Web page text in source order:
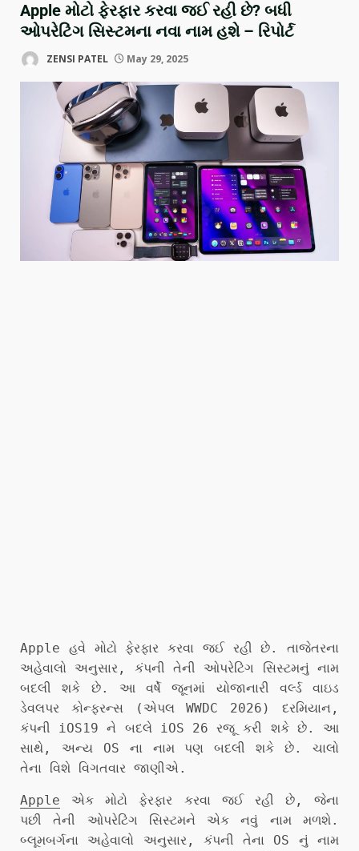
Apple મોટો ફેરફાર કરવા જઈ રહી છે? બધી
ઓપરેટિંગ સિસ્ટમના નવા નામ હશે – રિપોર્ટ
ZENSI PATEL May 29, 2025
Apple હવે મોટો ફેરફાર કરવા જઈ રહી છે. તાજેતરના
અહેવાલો અનુસાર, કંપની તેની ઓપરેટિંગ સિસ્ટમનું નામ
બદલી શકે છે. આ વર્ષે જૂનમાં યોજાનારી વર્લ્ડ વાઇડ
ડેવલપર કોન્ફરન્સ (એપલ WWDC 2026) દરમિયાન,
કંપની iOS19 ને બદલે iOS 26 રજૂ કરી શકે છે. આ
સાથે, અન્ય OS ના નામ પણ બદલી શકે છે. ચાલો
તેના વિશે વિગતવાર જાણીએ.
Apple એક મોટો ફેરફાર કરવા જઈ રહી છે, જેના
પછી તેની ઓપરેટિંગ સિસ્ટમને એક નવું નામ મળશે.
બ્લૂમબર્ગના અહેવાલો અનુસાર, કંપની તેના OS નું નામ